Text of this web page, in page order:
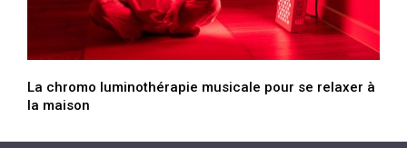
La chromo luminothérapie musicale pour se relaxer à
la maison